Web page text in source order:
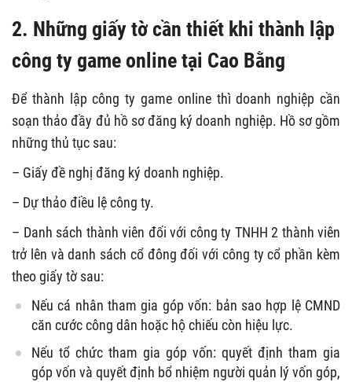
2. Những giấy tờ cần thiết khi thành lập
công ty game online tại Cao Bằng
Để thành lập công ty game online thì doanh nghiệp cần
soạn thảo đầy đủ hồ sơ đăng ký doanh nghiệp. Hồ sơ gồm
những thủ tục sau:
– Giấy đề nghị đăng ký doanh nghiệp.
– Dự thảo điều lệ công ty.
– Danh sách thành viên đối với công ty TNHH 2 thành viên
trở lên và danh sách cổ đông đối với công ty cổ phần kèm
theo giấy tờ sau:
Nếu cá nhân tham gia góp vốn: bản sao hợp lệ CMND
căn cước công dân hoặc hộ chiếu còn hiệu lực.
Nếu tổ chức tham gia góp vốn: quyết định tham gia
góp vốn và quyết định bổ nhiệm người quản lý vốn góp,